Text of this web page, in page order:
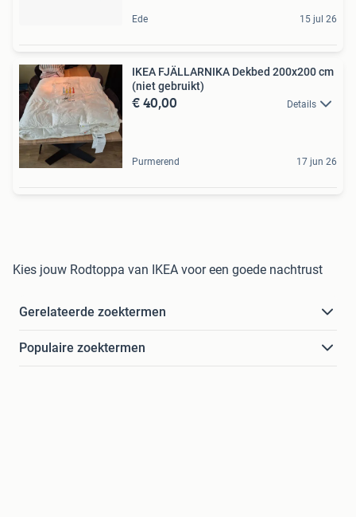
Ede 15 jul 26
IKEA FJÄLLARNIKA Dekbed 200x200 cm
(niet gebruikt)
€ 40,00 Details
Purmerend 17 jun 26
Kies jouw Rodtoppa van IKEA voor een goede nachtrust
Gerelateerde zoektermen
Populaire zoektermen